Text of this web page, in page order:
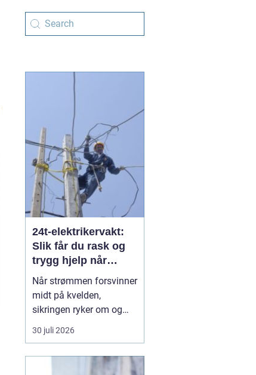
24t-elektrikervakt:
Slik får du rask og
trygg hjelp når
strømmen svikter
Når strømmen forsvinner
midt på kvelden,
sikringen ryker om og
om igjen, eller det lukter
svidd fra et stikkontakt,
30 juli 2026